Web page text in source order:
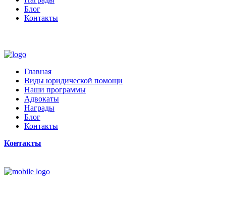
Блог
Контакты
Главная
Виды юридической помощи
Наши программы
Адвокаты
Награды
Блог
Контакты
Контакты